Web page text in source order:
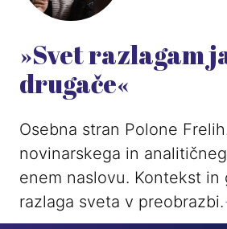
»Svet razlagam
drugače«
Osebna stran Polone
novinarskega in
enem naslovu. Kontekst in
razlaga sveta v preobrazbi.